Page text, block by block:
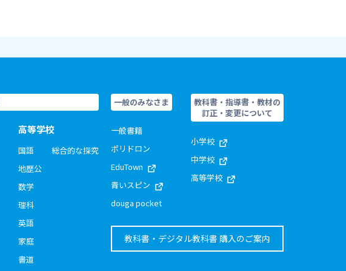
高等学校
国語
地歴公
数学
理科
英語
家庭
書道
総合的な探究
一般のみなさま
一般書籍
ポリドロン
EduTown
青いスピン
douga pocket
教科書・指導書・教材の
訂正・変更について
小学校
中学校
高等学校
教科書・デジタル教科書 購入のご案内